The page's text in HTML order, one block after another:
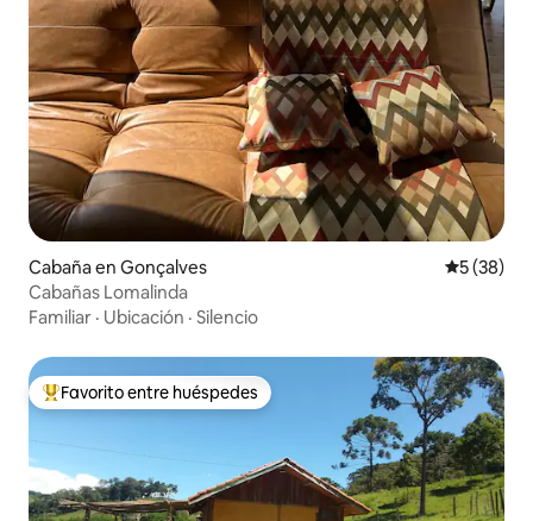
Cabaña en Gonçalves
5 (38)
Cabañas Lomalinda
Familiar · Ubicación · Silencio
Favorito entre huéspedes preferido
Favorito entre huéspedes